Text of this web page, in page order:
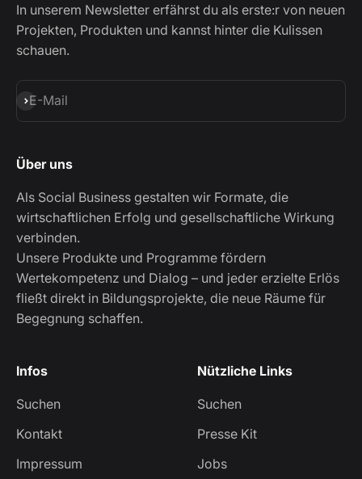
In unserem Newsletter erfährst du als erste:r von neuen
Projekten, Produkten und kannst hinter die Kulissen
schauen.
E-Mail
Abonnieren
Über uns
Als Social Business gestalten wir Formate, die
wirtschaftlichen Erfolg und gesellschaftliche Wirkung
verbinden.
Unsere Produkte und Programme fördern
Wertekompetenz und Dialog – und jeder erzielte Erlös
fließt direkt in Bildungsprojekte, die neue Räume für
Begegnung schaffen.
Infos
Suchen
Kontakt
Impressum
Nützliche Links
Suchen
Presse Kit
Jobs